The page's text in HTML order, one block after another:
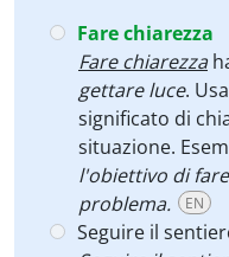
Fare chiarezza
Fare chiarezza
gettare luce.
significato di
situazione.
l'obiettivo di
problema.
EN
Seguire il